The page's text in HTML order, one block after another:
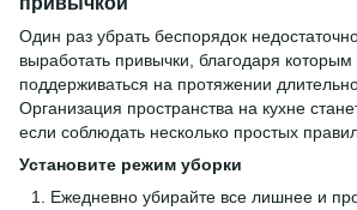
Один раз убрать беспорядок
выработать привычки, благодаря которым
поддерживаться на протяжении
Организация пространства на кухне
если соблюдать несколько простых
Установите режим уборки
Ежедневно убирайте все лишнее и